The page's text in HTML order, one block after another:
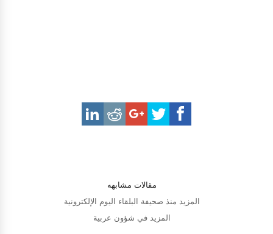
مقالات مشابهه
المزيد منذ صحيفة البلقاء اليوم الإلكترونية
المزيد في شؤون عربية